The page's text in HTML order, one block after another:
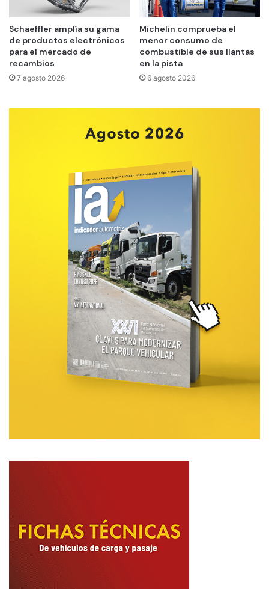
Schaeffler amplía su gama
de productos electrónicos
para el mercado de
recambios
7 agosto 2026
Michelin comprueba el
menor consumo de
combustible de sus llantas
en la pista
6 agosto 2026